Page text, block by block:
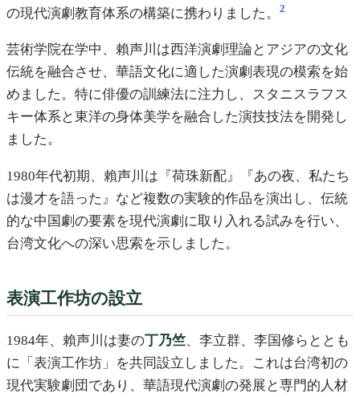
の現代演劇教育体系の構築に携わりました。
2
芸術学院在学中、賴声川は西洋演劇理論とアジアの文化
伝統を融合させ、華語文化に適した演劇表現の模索を始
めました。特に俳優の訓練法に注力し、スタニスラフス
キー体系と東洋の身体美学を融合した演技技法を開発し
ました。
1980年代初期、賴声川は『荷珠新配』『あの夜、私たち
は漫才を語った』など複数の実験的作品を演出し、伝統
的な中国劇の要素を現代演劇に取り入れる試みを行い、
台湾文化への深い思索を示しました。
表演工作坊の設立
1984年、賴声川は妻の丁乃竺、李立群、李国修らととも
に「表演工作坊」を共同設立しました。これは台湾初の
現代実験劇団であり、華語現代演劇の発展と専門的人材